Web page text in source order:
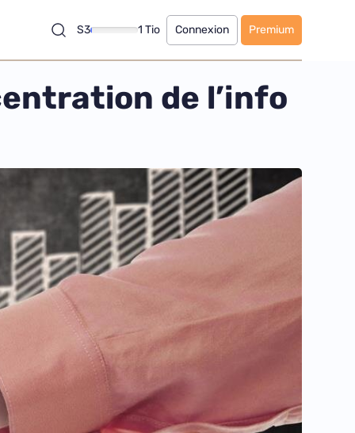
S3 1 Tio Connexion Premium
de l’info